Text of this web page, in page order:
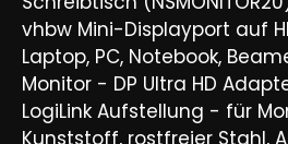
vhbw Mini-Displayport auf
Laptop, PC, Notebook,
Monitor - DP Ultra HD
LogiLink Aufstellung - für
Kunststoff, rostfreier Stahl,